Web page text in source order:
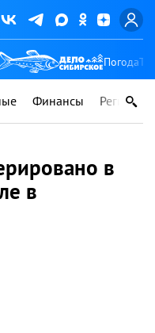
Погода
Финансы Регионы
в
в